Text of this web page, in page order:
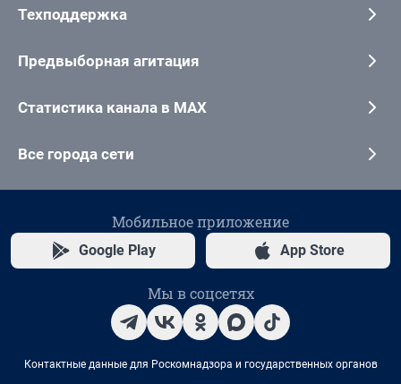
Техподдержка
Предвыборная агитация
Статистика канала в MAX
Все города сети
Мобильное приложение
Google Play App Store
Мы в соцсетях
Контактные данные для Роскомнадзора и государственных органов